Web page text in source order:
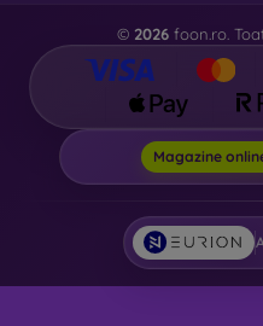
© 2026 foon.ro.
Magazine